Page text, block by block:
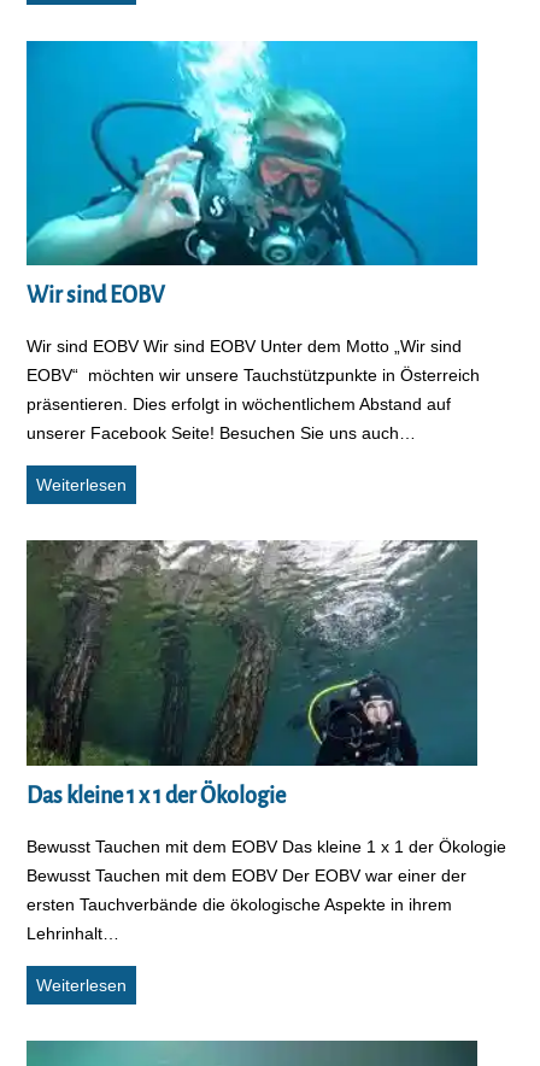
Wir sind EOBV
Wir sind EOBV Wir sind EOBV Unter dem Motto „Wir sind
EOBV“ möchten wir unsere Tauchstützpunkte in Österreich
präsentieren. Dies erfolgt in wöchentlichem Abstand auf
unserer Facebook Seite! Besuchen Sie uns auch…
Weiterlesen
Das kleine 1 x 1 der Ökologie
Bewusst Tauchen mit dem EOBV Das kleine 1 x 1 der Ökologie
Bewusst Tauchen mit dem EOBV Der EOBV war einer der
ersten Tauchverbände die ökologische Aspekte in ihrem
Lehrinhalt…
Weiterlesen